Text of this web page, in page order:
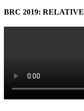
BRC 2019: RELATIVE